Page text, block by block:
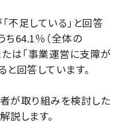
不足している」と回答
ち64.1％（全体の
は「事業運営に支障が
回答しています。
が取り組みを検討した
します。